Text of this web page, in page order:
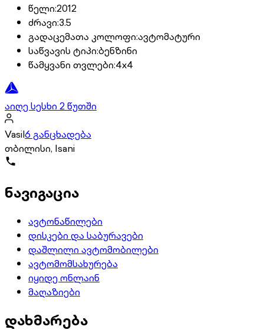
წელი:2012
ძრავი:3.5
გადაცემათა კოლოფი:ავტომატური
საწვავის ტიპი:ბენზინი
წამყვანი თვლები:4x4
აიღე სესხი 2 წუთში
Vasil6 განცხადება
თბილისი, Isani
ნავიგაცია
ავტონაწილები
დისკები და საბურავები
დაშლილი ავტომობილები
ავტომომსახურება
იყიდე ონლაინ
მაღაზიები
დახმარება